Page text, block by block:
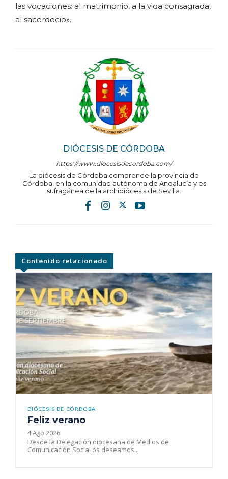
DIÓCESIS DE CÓRDOBA
https://www.diocesisdecordoba.com/
La diócesis de Córdoba comprende la provincia de
Córdoba, en la comunidad autónoma de Andalucía y es
sufragánea de la archidiócesis de Sevilla.
las vocaciones: al matrimonio, a la vida consagrada,
al sacerdocio».
Contenido relacionado
DIÓCESIS DE CÓRDOBA
Feliz verano
4 Ago 2026
Desde la Delegación diocesana de Medios de
Comunicación Social os deseamos...